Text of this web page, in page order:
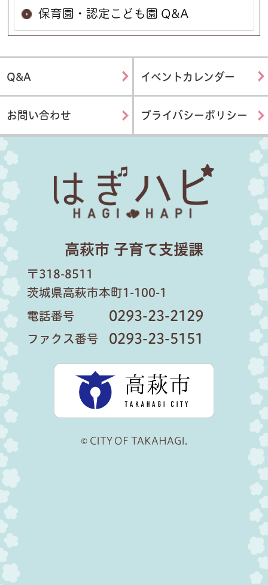
保育園・認定こども園 Q&A
Q&A イベントカレンダー
お問い合わせ プライバシーポリシー
はぎハピ
高萩市 子育て支援課
〒318-8511
茨城県高萩市本町1-100-1
電話番号 0293-23-2129
ファクス番号 0293-23-5151
高萩市
© CITY OF TAKAHAGI.